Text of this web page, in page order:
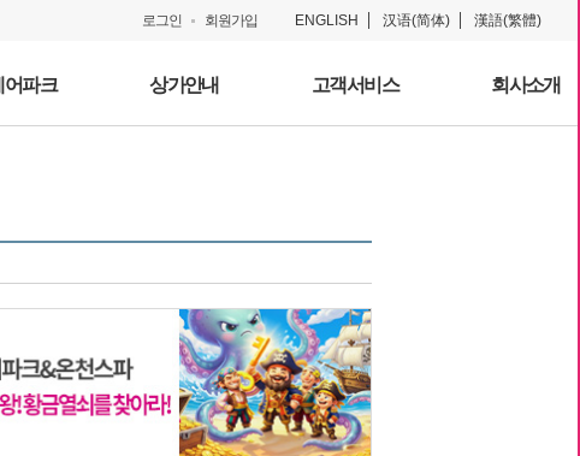
로그인 회원가입 ENGLISH 汉语(简体) 漢語(繁體)
어파크 상가안내 고객서비스 회사소개